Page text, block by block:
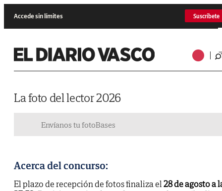
Accede sin límites Suscríbete
La foto del lector 2026
Envíanos tu fotoBases
Acerca del concurso:
El plazo de recepción de fotos finaliza el28 de agosto a